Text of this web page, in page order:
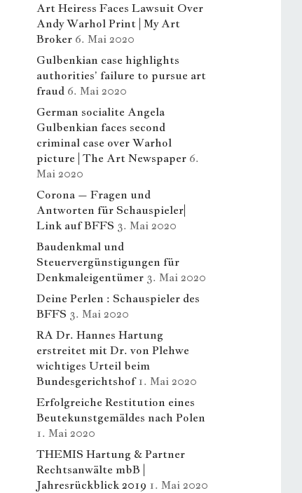
Art Heiress Faces Lawsuit Over
Andy Warhol Print | My Art
Broker 6. Mai 2020
Gulbenkian case highlights
authorities’ failure to pursue art
fraud 6. Mai 2020
German socialite Angela
Gulbenkian faces second
criminal case over Warhol
picture | The Art Newspaper 6.
Mai 2020
Corona – Fragen und
Antworten für Schauspieler|
Link auf BFFS 3. Mai 2020
Baudenkmal und
Steuervergünstigungen für
Denkmaleigentümer 3. Mai 2020
Deine Perlen : Schauspieler des
BFFS 3. Mai 2020
RA Dr. Hannes Hartung
erstreitet mit Dr. von Plehwe
wichtiges Urteil beim
Bundesgerichtshof 1. Mai 2020
Erfolgreiche Restitution eines
Beutekunstgemäldes nach Polen
1. Mai 2020
THEMIS Hartung & Partner
Rechtsanwälte mbB |
Jahresrückblick 2019 1. Mai 2020